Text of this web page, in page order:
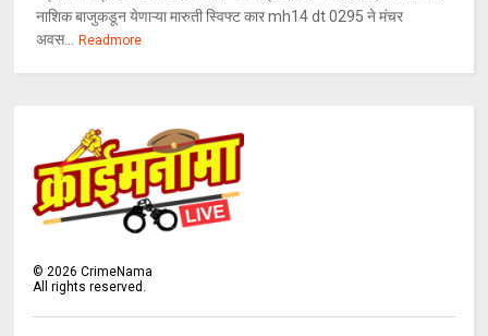
नाशिक बाजुकडून येणाऱ्या मारुती स्विफ्ट कार mh14 dt 0295 ने मंचर
अवस... Readmore
©2026 CrimeNama
All rights reserved.